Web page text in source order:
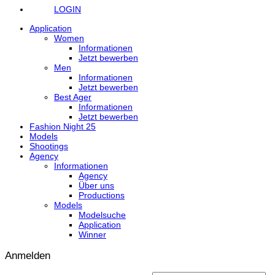
LOGIN
Application
Women
Informationen
Jetzt bewerben
Men
Informationen
Jetzt bewerben
Best Ager
Informationen
Jetzt bewerben
Fashion Night 25
Models
Shootings
Agency
Informationen
Agency
Über uns
Productions
Models
Modelsuche
Application
Winner
Anmelden